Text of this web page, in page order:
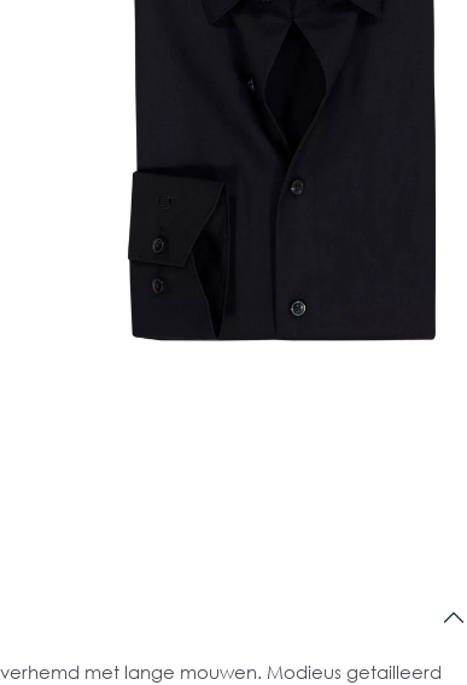
met lange mouwen. Modieus getailleerd